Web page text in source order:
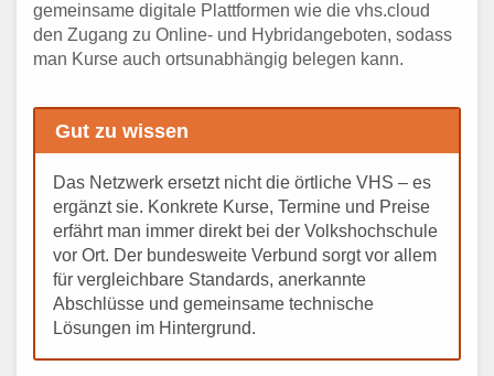
gemeinsame digitale Plattformen wie die vhs.cloud
den Zugang zu Online- und Hybridangeboten, sodass
man Kurse auch ortsunabhängig belegen kann.
Gut zu wissen
Das Netzwerk ersetzt nicht die örtliche VHS – es
ergänzt sie. Konkrete Kurse, Termine und Preise
erfährt man immer direkt bei der Volkshochschule
vor Ort. Der bundesweite Verbund sorgt vor allem
für vergleichbare Standards, anerkannte
Abschlüsse und gemeinsame technische
Lösungen im Hintergrund.